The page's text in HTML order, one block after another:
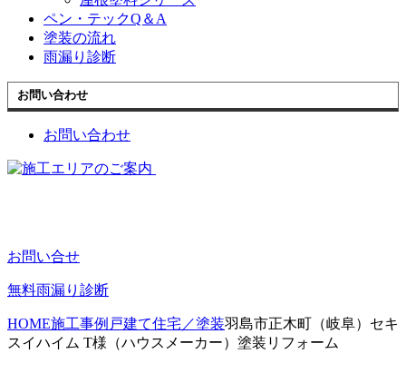
ペン・テックQ＆A
塗装の流れ
雨漏り診断
お問い合わせ
お問い合わせ
お問い合せ
無料雨漏り診断
HOME施工事例 戸建て住宅／塗装羽島市正木町（岐阜）セキ
スイハイム T様（ハウスメーカー）塗装リフォーム